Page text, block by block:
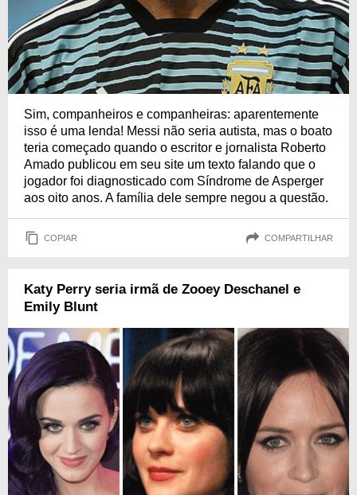
Sim, companheiros e companheiras: aparentemente
isso é uma lenda! Messi não seria autista, mas o boato
teria começado quando o escritor e jornalista Roberto
Amado publicou em seu site um texto falando que o
jogador foi diagnosticado com Síndrome de Asperger
aos oito anos. A família dele sempre negou a questão.
COPIAR COMPARTILHAR
Katy Perry seria irmã de Zooey Deschanel e
Emily Blunt